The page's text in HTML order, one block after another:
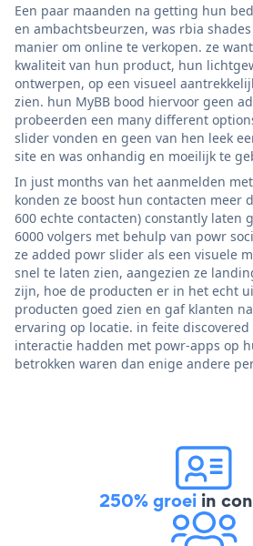
Een paar maanden na getting hun
en ambachtsbeurzen, was rbia
manier om online te verkopen. ze
kwaliteit van hun product, hun
ontwerpen, op een visueel
zien. hun MyBB bood hiervoor geen
probeerden een many different
slider vonden en geen van hen leek
site en was onhandig en moeilijk te
In just months van het aanmelden
konden ze boost hun contacten meer
600 echte contacten) constantly laten
6000 volgers met behulp van powr
ze added powr slider als een visuele
snel te laten zien, aangezien ze
zijn, hoe de producten er in het echt
producten goed zien en gaf klanten
ervaring op locatie. in feite
interactie hadden met powr-apps op
betrokken waren dan enige andere
250% groei in